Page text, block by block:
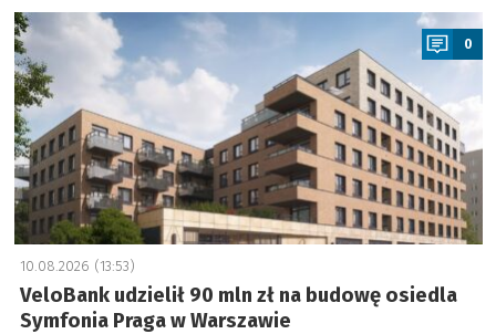
a
0
10.08.2026 (13:53)
VeloBank udzielił 90 mln zł na budowę osiedla
Symfonia Praga w Warszawie